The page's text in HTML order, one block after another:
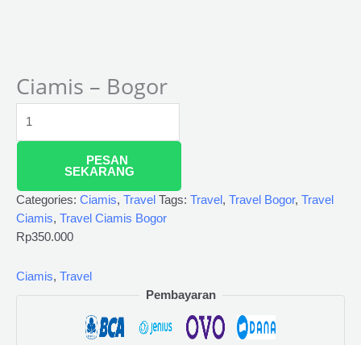
Ciamis – Bogor
PESAN
SEKARANG
Categories: Ciamis, Travel Tags: Travel , Travel Bogor, Travel
Ciamis, Travel Ciamis Bogor
Rp350.000
Ciamis, Travel
Pembayaran